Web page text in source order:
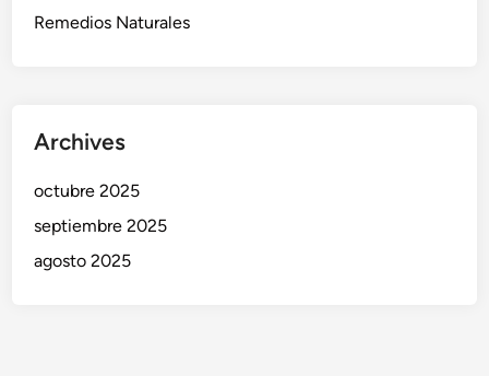
Remedios Naturales
Archives
octubre 2025
septiembre 2025
agosto 2025